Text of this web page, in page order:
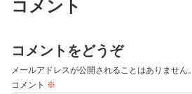
コメント
コメントをどうぞ
メールアドレスが公開されることはありません。
コメント ※